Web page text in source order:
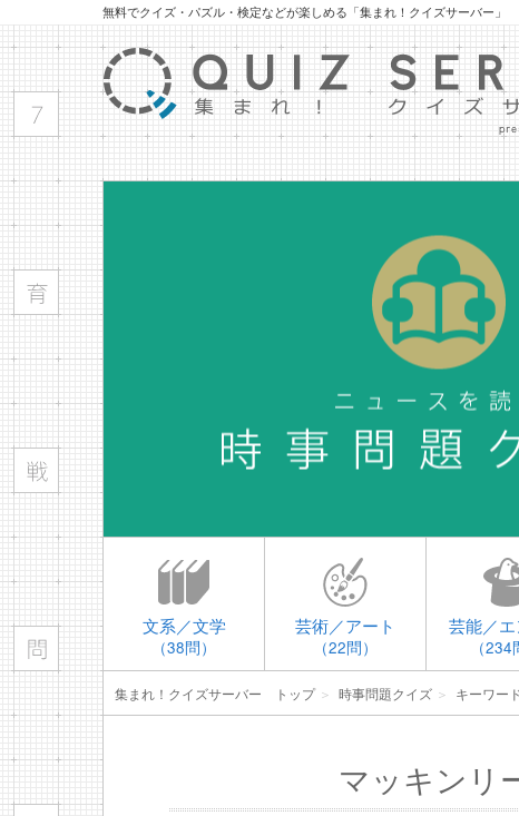
無料でクイズ・パズル・検定などが楽しめる「集まれ！クイズサーバー」
文系／文学
（38問）
芸術／アート
（22問）
芸能／エ
（234
集まれ！クイズサーバー トップ＞ 時事問題クイズ ＞ キーワー
マッキンリ